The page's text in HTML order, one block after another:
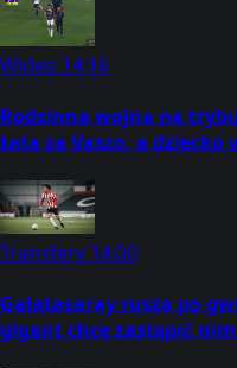
Wideo 14:16
Rodzinna wojna na
tata za Vasco, a dziecko
Transfery 14:00
Galatasaray rusza po
gigant chce zastąpić